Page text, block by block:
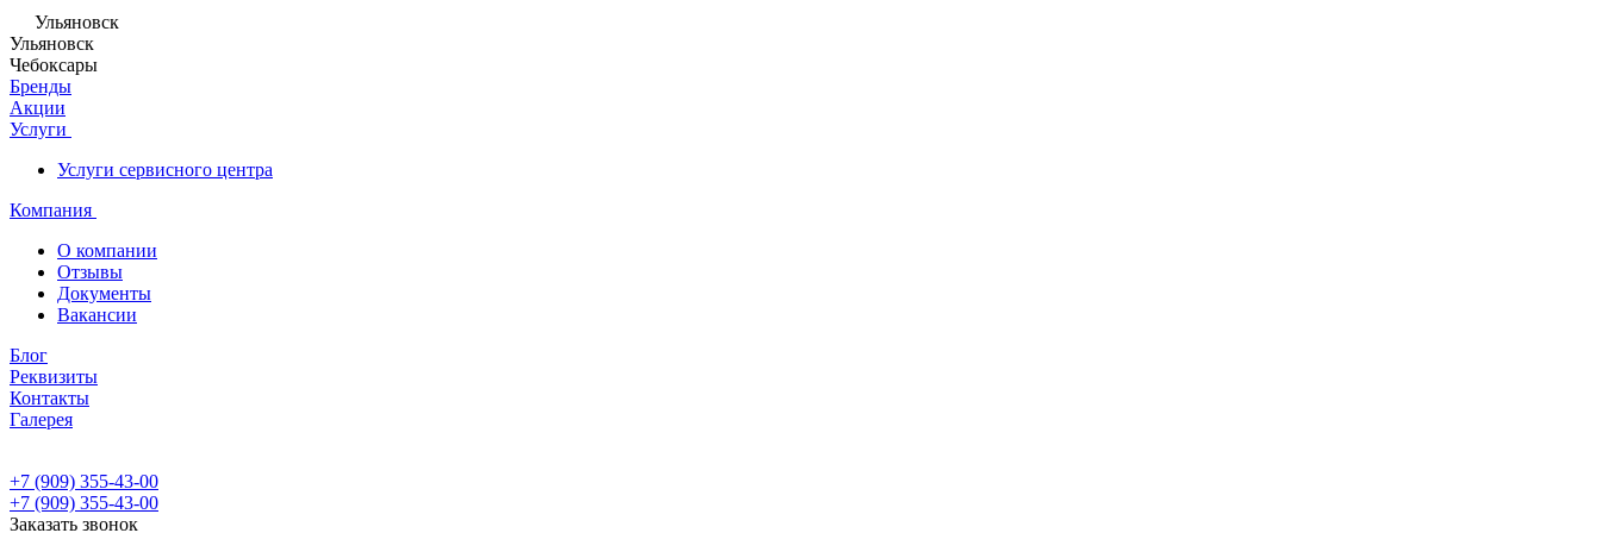
Ульяновск
Ульяновск
Чебоксары
Бренды
Акции
Услуги
Услуги сервисного центра
Компания
О компании
Отзывы
Документы
Вакансии
Блог
Реквизиты
Контакты
Галерея
+7 (909) 355-43-00
+7 (909) 355-43-00
Заказать звонок